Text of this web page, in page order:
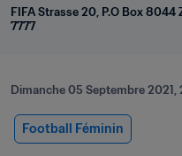
FIFA Strasse 20, P.O Box 8044
7777
Dimanche 05 Septembre 2021,
Football Féminin